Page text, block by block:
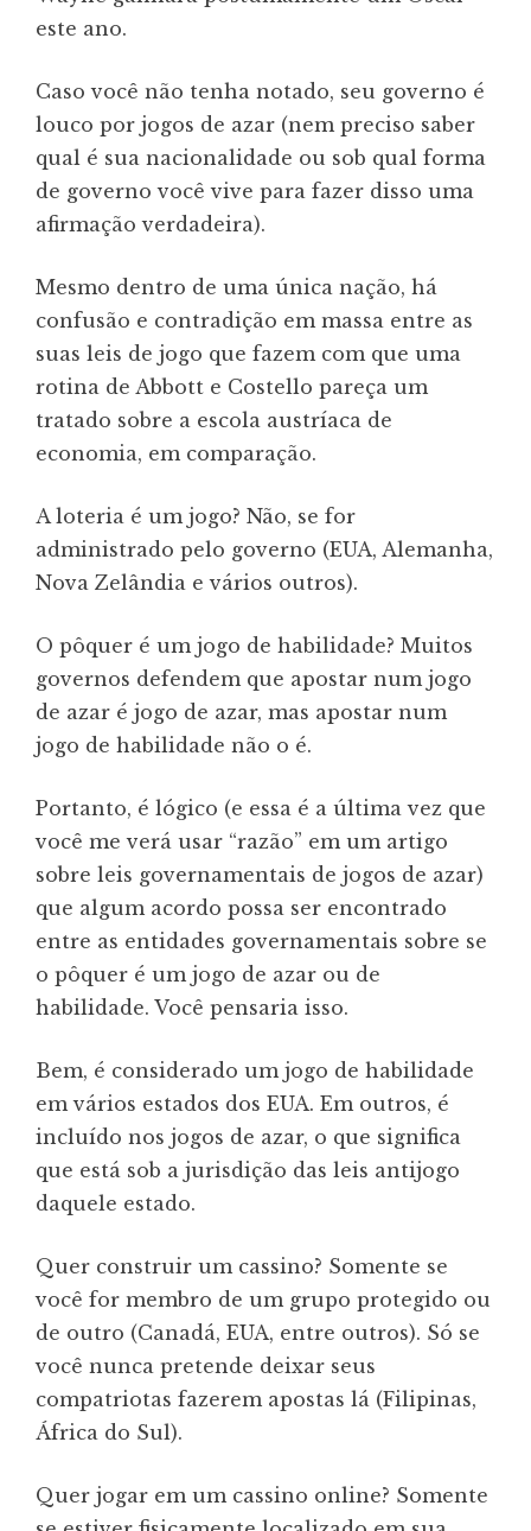
este ano.
Caso você não tenha notado, seu governo é
louco por jogos de azar (nem preciso saber
qual é sua nacionalidade ou sob qual forma
de governo você vive para fazer disso uma
afirmação verdadeira).
Mesmo dentro de uma única nação, há
confusão e contradição em massa entre as
suas leis de jogo que fazem com que uma
rotina de Abbott e Costello pareça um
tratado sobre a escola austríaca de
economia, em comparação.
A loteria é um jogo? Não, se for
administrado pelo governo (EUA, Alemanha,
Nova Zelândia e vários outros).
O pôquer é um jogo de habilidade? Muitos
governos defendem que apostar num jogo
de azar é jogo de azar, mas apostar num
jogo de habilidade não o é.
Portanto, é lógico (e essa é a última vez que
você me verá usar “razão” em um artigo
sobre leis governamentais de jogos de azar)
que algum acordo possa ser encontrado
entre as entidades governamentais sobre se
o pôquer é um jogo de azar ou de
habilidade. Você pensaria isso.
Bem, é considerado um jogo de habilidade
em vários estados dos EUA. Em outros, é
incluído nos jogos de azar, o que significa
que está sob a jurisdição das leis antijogo
daquele estado.
Quer construir um cassino? Somente se
você for membro de um grupo protegido ou
de outro (Canadá, EUA, entre outros). Só se
você nunca pretende deixar seus
compatriotas fazerem apostas lá (Filipinas,
África do Sul).
Quer jogar em um cassino online? Somente